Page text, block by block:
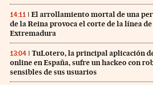
14:11
El arrollamiento mortal de una
de la Reina provoca el corte de la línea
Extremadura
13:04
TuLotero, la principal aplicación
online en España, sufre un hackeo con
sensibles de sus usuarios